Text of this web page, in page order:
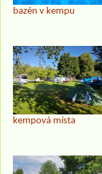
bazén v kempu
kempová místa